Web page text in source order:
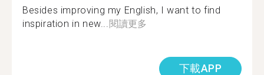
Besides improving my English, I want to find
inspiration in new...閱讀更多
下載APP